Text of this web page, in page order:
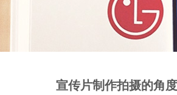
宣传片制作拍摄的角